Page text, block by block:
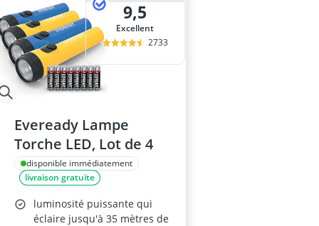
9,5
Excellent
2733
Eveready Lampe
Torche LED, Lot de 4
disponible immédiatement
livraison gratuite
luminosité puissante qui
éclaire jusqu'à 35 mètres de